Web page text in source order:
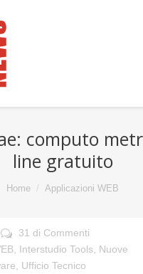
computo
line gratuito
Home Applicazioni WEB
31 di Commenti
Interstudio Tools
Nuove
Ufficio Tecnico